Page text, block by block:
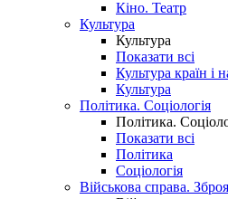
Кіно. Театр
Культура
Культура
Показати всі
Культура країн і
Культура
Політика. Соціологія
Політика.
Показати всі
Політика
Соціологія
Військова справа.